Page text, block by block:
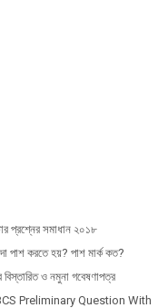
প্রশ্নের সমাধান ২০১৮
পাশ করতে হয়? পাশ মার্ক কত?
বিস্তারিত ও নমুনা গবেষণাপত্র
BCS Preliminary Question With